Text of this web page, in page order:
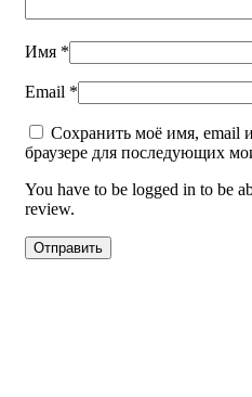
Имя *
Email *
Сохранить моё имя, email
браузере для последующих
You have to be logged in to be
review.